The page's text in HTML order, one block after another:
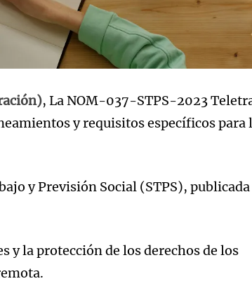
, La NOM-037-STPS-2023
y requisitos específicos para
y Previsión Social (STPS), publicada
y la protección de los derechos de los